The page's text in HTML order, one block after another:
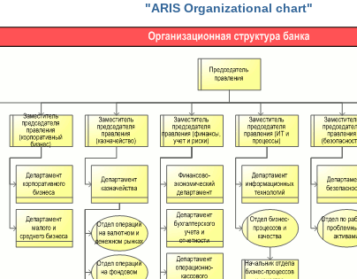
"ARIS Organizational chart"